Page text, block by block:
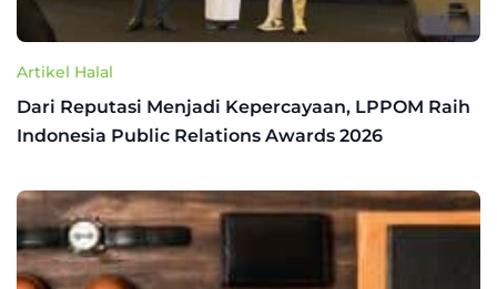
Artikel Halal
Dari Reputasi Menjadi Kepercayaan, LPPOM Raih
Indonesia Public Relations Awards 2026